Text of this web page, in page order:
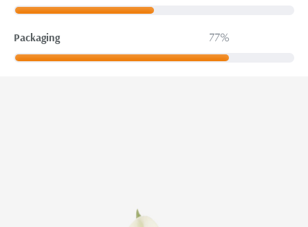
Packaging 77